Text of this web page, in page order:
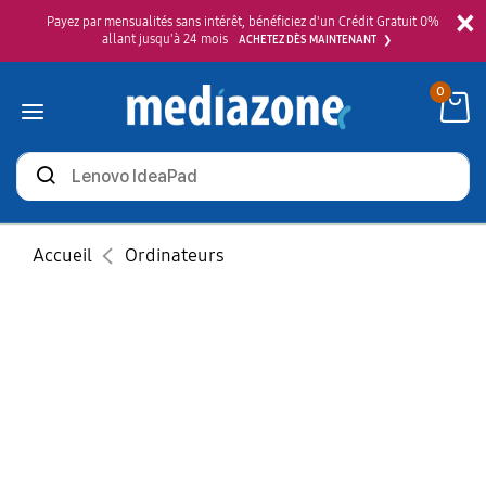
×
Payez par mensualités sans intérêt, bénéficiez d'un Crédit Gratuit 0%
allant jusqu'à 24 mois
ACHETEZ DÈS MAINTENANT
Rechercher
des
produits
0
Accueil Ordinateurs